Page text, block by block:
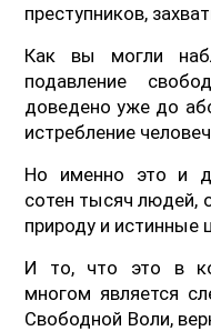
преступников,
Как вы могли
подавление
доведено уже до
истребление
Но именно это и
сотен тысяч людей,
природу и истинные
И то, что это в
многом является
Свободной Воли,